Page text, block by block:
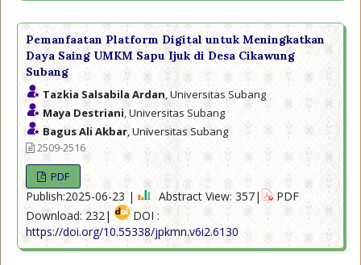
Pemanfaatan Platform Digital untuk Meningkatkan
Daya Saing UMKM Sapu Ijuk di Desa Cikawung
Subang
Tazkia Salsabila Ardan, Universitas Subang
Maya Destriani, Universitas Subang
Bagus Ali Akbar, Universitas Subang
2509-2516
PDF
Publish:2025-06-23 | Abstract View: 357|
PDF
Download: 232|
DOI :
https://doi.org/10.55338/jpkmn.v6i2.6130